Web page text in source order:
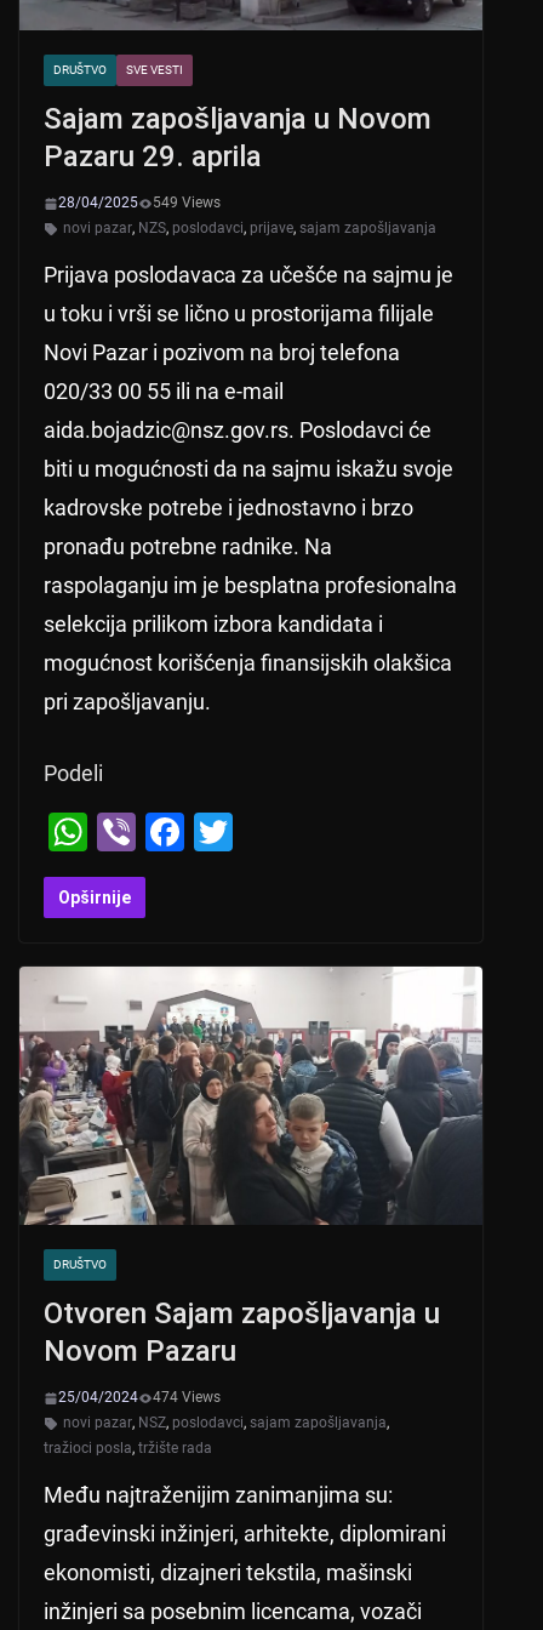
DRUŠTVO SVE VESTI
Sajam zapošljavanja u Novom
Pazaru 29. aprila
28/04/2025
549 Views
novi pazar, NZS, poslodavci, prijave, sajam zapošljavanja
Prijava poslodavaca za učešće na sajmu je
u toku i vrši se lično u prostorijama filijale
Novi Pazar i pozivom na broj telefona
020/33 00 55 ili na e-mail
aida.bojadzic@nsz.gov.rs. Poslodavci će
biti u mogućnosti da na sajmu iskažu svoje
kadrovske potrebe i jednostavno i brzo
pronađu potrebne radnike. Na
raspolaganju im je besplatna profesionalna
selekcija prilikom izbora kandidata i
mogućnost korišćenja finansijskih olakšica
pri zapošljavanju.
Podeli
W
h
at
p
p
Vi
b
er
F
b
o
o
k
Opširnije
DRUŠTVO
Otvoren Sajam zapošljavanja u
Novom Pazaru
25/04/2024
474 Views
novi pazar, NSZ, poslodavci, sajam zapošljavanja,
tražioci posla, tržište rada
Među najtraženijim zanimanjima su:
građevinski inžinjeri, arhitekte, diplomirani
ekonomisti, dizajneri tekstila, mašinski
inžinjeri sa posebnim licencama, vozači